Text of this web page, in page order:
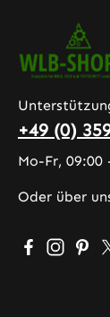
+49 (0)
Mo-Fr, 09:00
Oder über
Besuche
Schau